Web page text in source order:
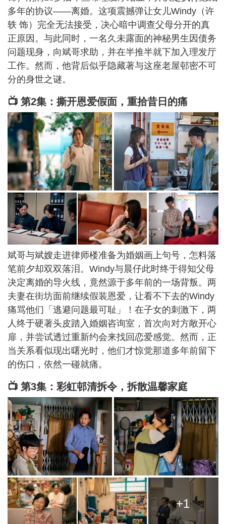
多年的协议——离婚。这项震撼弹让女儿Windy（许
轶 饰）完全无法接受，决心暗中调查父母分开的真
正原因。与此同时，一名久未露面的神秘男生因债务
问题现身，向斌哥求助，并在半推半就下加入理发厅
工作。然而，他背后似乎隐藏著与这座老屋邨密不可
分的身世之谜。
📺 第2集：撕开恩爱假面，重拾昔日的痛
斌哥与斌嫂走进律师楼准备为婚姻画上句号，怎料落
笔前夕却双双落泪。Windy与晨仔此时终于得知父母
决定离婚的导火线，竟然源于多年前的一场背叛。两
夫妻在街坊面前继续假装恩爱，让看不下去的Windy
痛骂他们「逃避问题最可耻」！在子女的刺激下，两
人终于硬著头皮踏入婚姻咨询室，首次向对方敞开心
扉，并尝试透过重新约会来找回恋爱感觉。然而，正
当关系看似现出曙光时，他们才惊觉那道多年前留下
的伤口，依然一碰就痛。
📺 第3集：彩虹邨清拆令，拆散温馨家庭
+1